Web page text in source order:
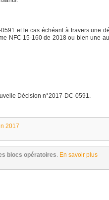
et le cas échéant à travers une
NFC 15-160 de 2018 ou bien une
Décision n°2017-DC-0591.
2017
blocs opératoires. En savoir plus